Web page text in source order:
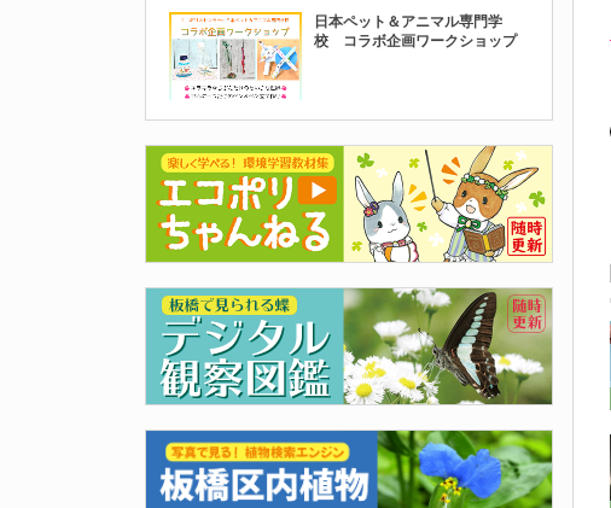
日本ペット＆アニマル専門学
校 コラボ企画ワークショップ